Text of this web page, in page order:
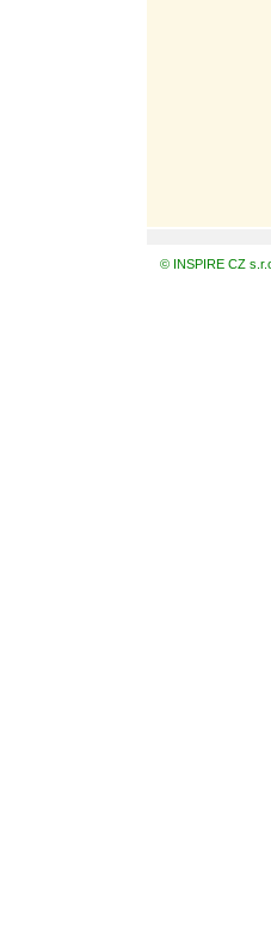
© INSPIRE CZ